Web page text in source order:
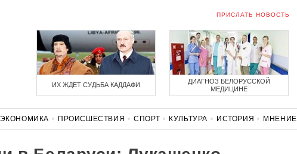
ПРИСЛАТЬ НОВОСТЬ
ИХ ЖДЕТ СУДЬБА КАДДАФИ
ДИАГНОЗ БЕЛОРУССКОЙ
МЕДИЦИНЕ
ЭКОНОМИКА ПРОИСШЕСТВИЯ СПОРТ КУЛЬТУРА ИСТОРИЯ МНЕНИЕ